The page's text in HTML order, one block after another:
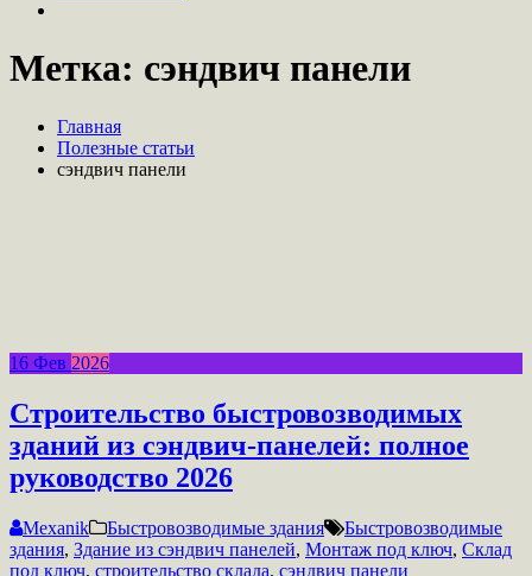
Метка: сэндвич панели
Главная
Полезные статьи
сэндвич панели
16 Фев 2026
Строительство быстровозводимых
зданий из сэндвич-панелей: полное
руководство 2026
Mexanik Быстровозводимые здания
Быстровозводимые
здания, Здание из сэндвич панелей, Монтаж под ключ, Склад
под ключ, строительство склада, сэндвич панели